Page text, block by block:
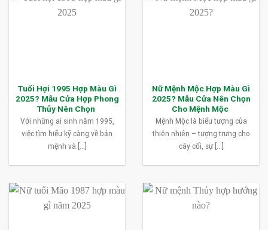
Tuổi Hợi 1995 Hợp Màu Gì
2025? Mẫu Cửa Hợp Phong
Thủy Nên Chọn
Với những ai sinh năm 1995,
việc tìm hiểu kỹ càng về bản
mệnh và [...]
Nữ Mệnh Mộc Hợp Màu Gì
2025? Mẫu Cửa Nên Chọn
Cho Mệnh Mộc
Mệnh Mộc là biểu tượng của
thiên nhiên – tượng trưng cho
cây cối, sự [...]